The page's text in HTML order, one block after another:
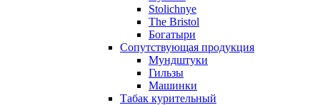
Stolichnye
The Bristol
Богатыри
Сопутствующая продукция
Мундштуки
Гильзы
Машинки
Табак курительный